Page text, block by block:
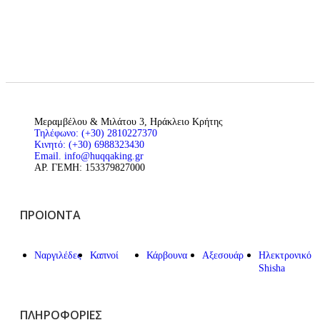
Μεραμβέλου & Μιλάτου 3, Ηράκλειο Κρήτης
Τηλέφωνο: (+30) 2810227370
Κινητό: (+30) 6988323430
Email. info@huqqaking.gr
ΑΡ. ΓΕΜΗ: 153379827000
ΠΡΟΙΌΝΤΑ
Ναργιλέδες Καπνοί Κάρβουνα Αξεσουάρ
Ηλεκτρονικό
Shisha
ΠΛΗΡΟΦΟΡΊΕΣ